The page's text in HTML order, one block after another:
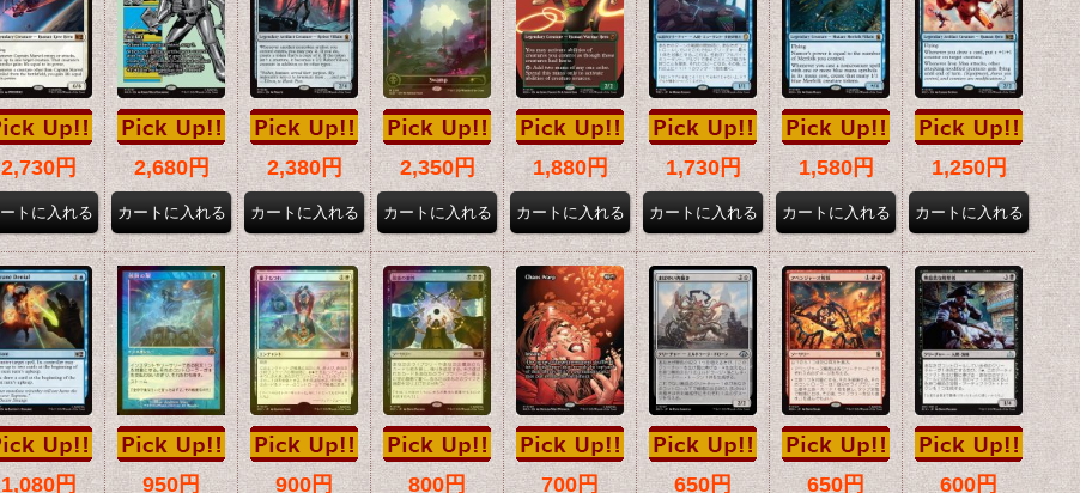
2,730円 2,680円 2,380円 2,350円 1,880円 1,730円 1,580円 1,250円
1,080円 950円 900円 800円 700円 650円 650円 600円